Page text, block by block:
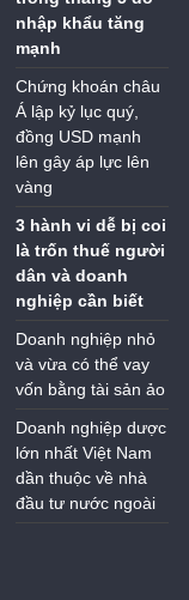
nhập khẩu tăng
mạnh
Chứng khoán châu
Á lập kỷ lục quý,
đồng USD mạnh
lên gây áp lực lên
vàng
3 hành vi dễ bị coi
là trốn thuế người
dân và doanh
nghiệp cần biết
Doanh nghiệp nhỏ
và vừa có thể vay
vốn bằng tài sản ảo
Doanh nghiệp dược
lớn nhất Việt Nam
dần thuộc về nhà
đầu tư nước ngoài